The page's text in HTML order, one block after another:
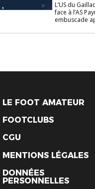
L’US du
face à l’AS
embuscade
LE FOOT AMATEUR
FOOTCLUBS
CGU
MENTIONS LÉGALES
DONNÉES
PERSONNELLES